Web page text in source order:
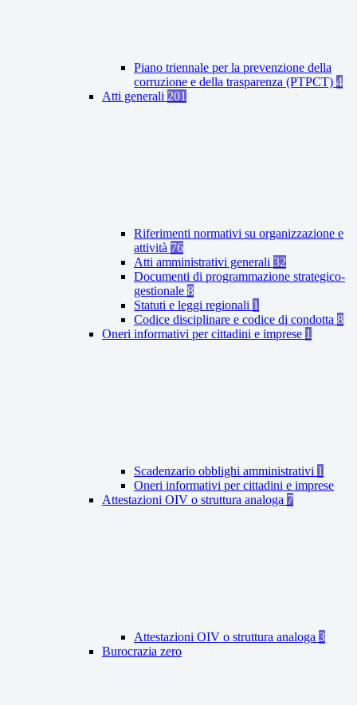
Piano triennale per la prevenzione della
corruzione e della trasparenza (PTPCT) 4
Atti generali 201
Riferimenti normativi su organizzazione e
attività 76
Atti amministrativi generali 32
Documenti di programmazione strategico-
gestionale 8
Statuti e leggi regionali 1
Codice disciplinare e codice di condotta 8
Oneri informativi per cittadini e imprese 1
Scadenzario obblighi amministrativi 1
Oneri informativi per cittadini e imprese
Attestazioni OIV o struttura analoga 7
Attestazioni OIV o struttura analoga 3
Burocrazia zero